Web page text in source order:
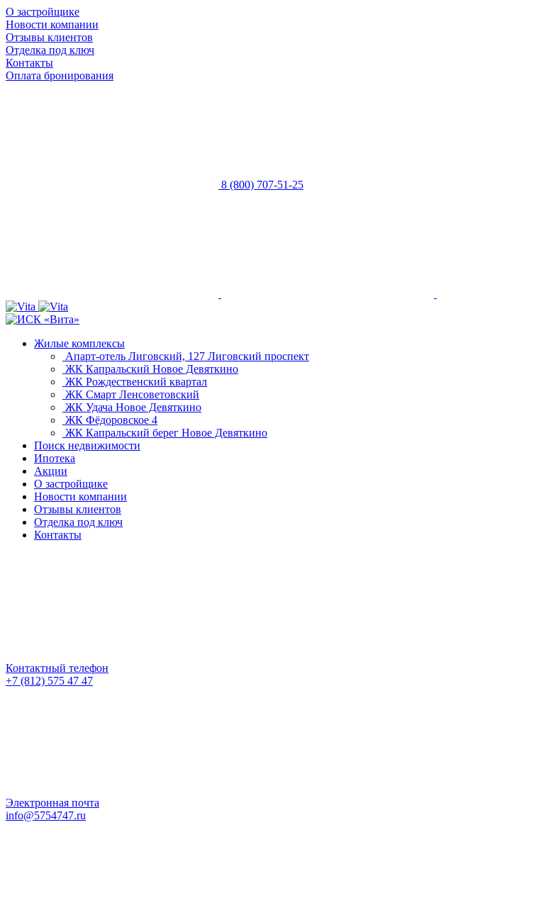
О застройщике
Новости компании
Отзывы клиентов
Отделка под ключ
Контакты
Оплата бронирования
8 (800) 707-51-25
Жилые комплексы
Апарт-отель Лиговский, 127 Лиговский проспект
ЖК Капральский Новое Девяткино
ЖК Рождественский квартал
ЖК Смарт Ленсоветовский
ЖК Удача Новое Девяткино
ЖК Фёдоровское 4
ЖК Капральский берег Новое Девяткино
Поиск недвижимости
Ипотека
Акции
О застройщике
Новости компании
Отзывы клиентов
Отделка под ключ
Контакты
Контактный телефон
+7 (812) 575 47 47
Электронная почта
info@5754747.ru